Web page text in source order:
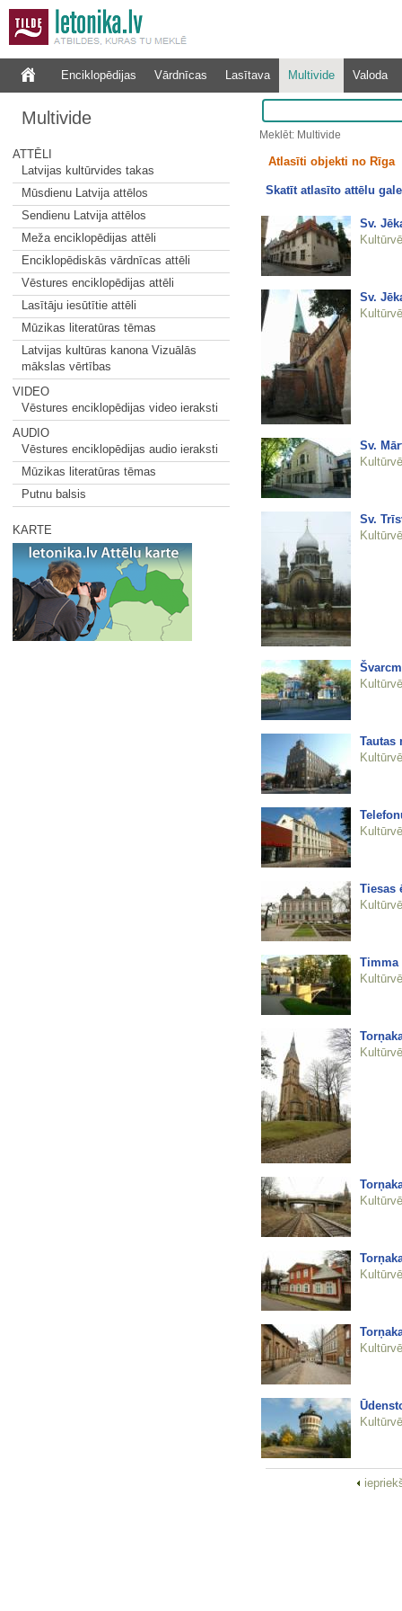
Enciklopēdijas Vārdnīcas Lasītava Multivide Valoda
Multivide
ATTĒLI
Latvijas kultūrvides takas
Mūsdienu Latvija attēlos
Sendienu Latvija attēlos
Meža enciklopēdijas attēli
Enciklopēdiskās vārdnīcas attēli
Vēstures enciklopēdijas attēli
Lasītāju iesūtītie attēli
Mūzikas literatūras tēmas
Latvijas kultūras kanona Vizuālās
mākslas vērtības
VIDEO
Vēstures enciklopēdijas video ieraksti
AUDIO
Vēstures enciklopēdijas audio ieraksti
Mūzikas literatūras tēmas
Putnu balsis
KARTE
Meklēt: Multivide
Atlasīti objekti no Rīga
Skatīt atlasīto attēlu
Sv.
Sv.
Sv.
Sv.
Tautas
Tiesas
Timma